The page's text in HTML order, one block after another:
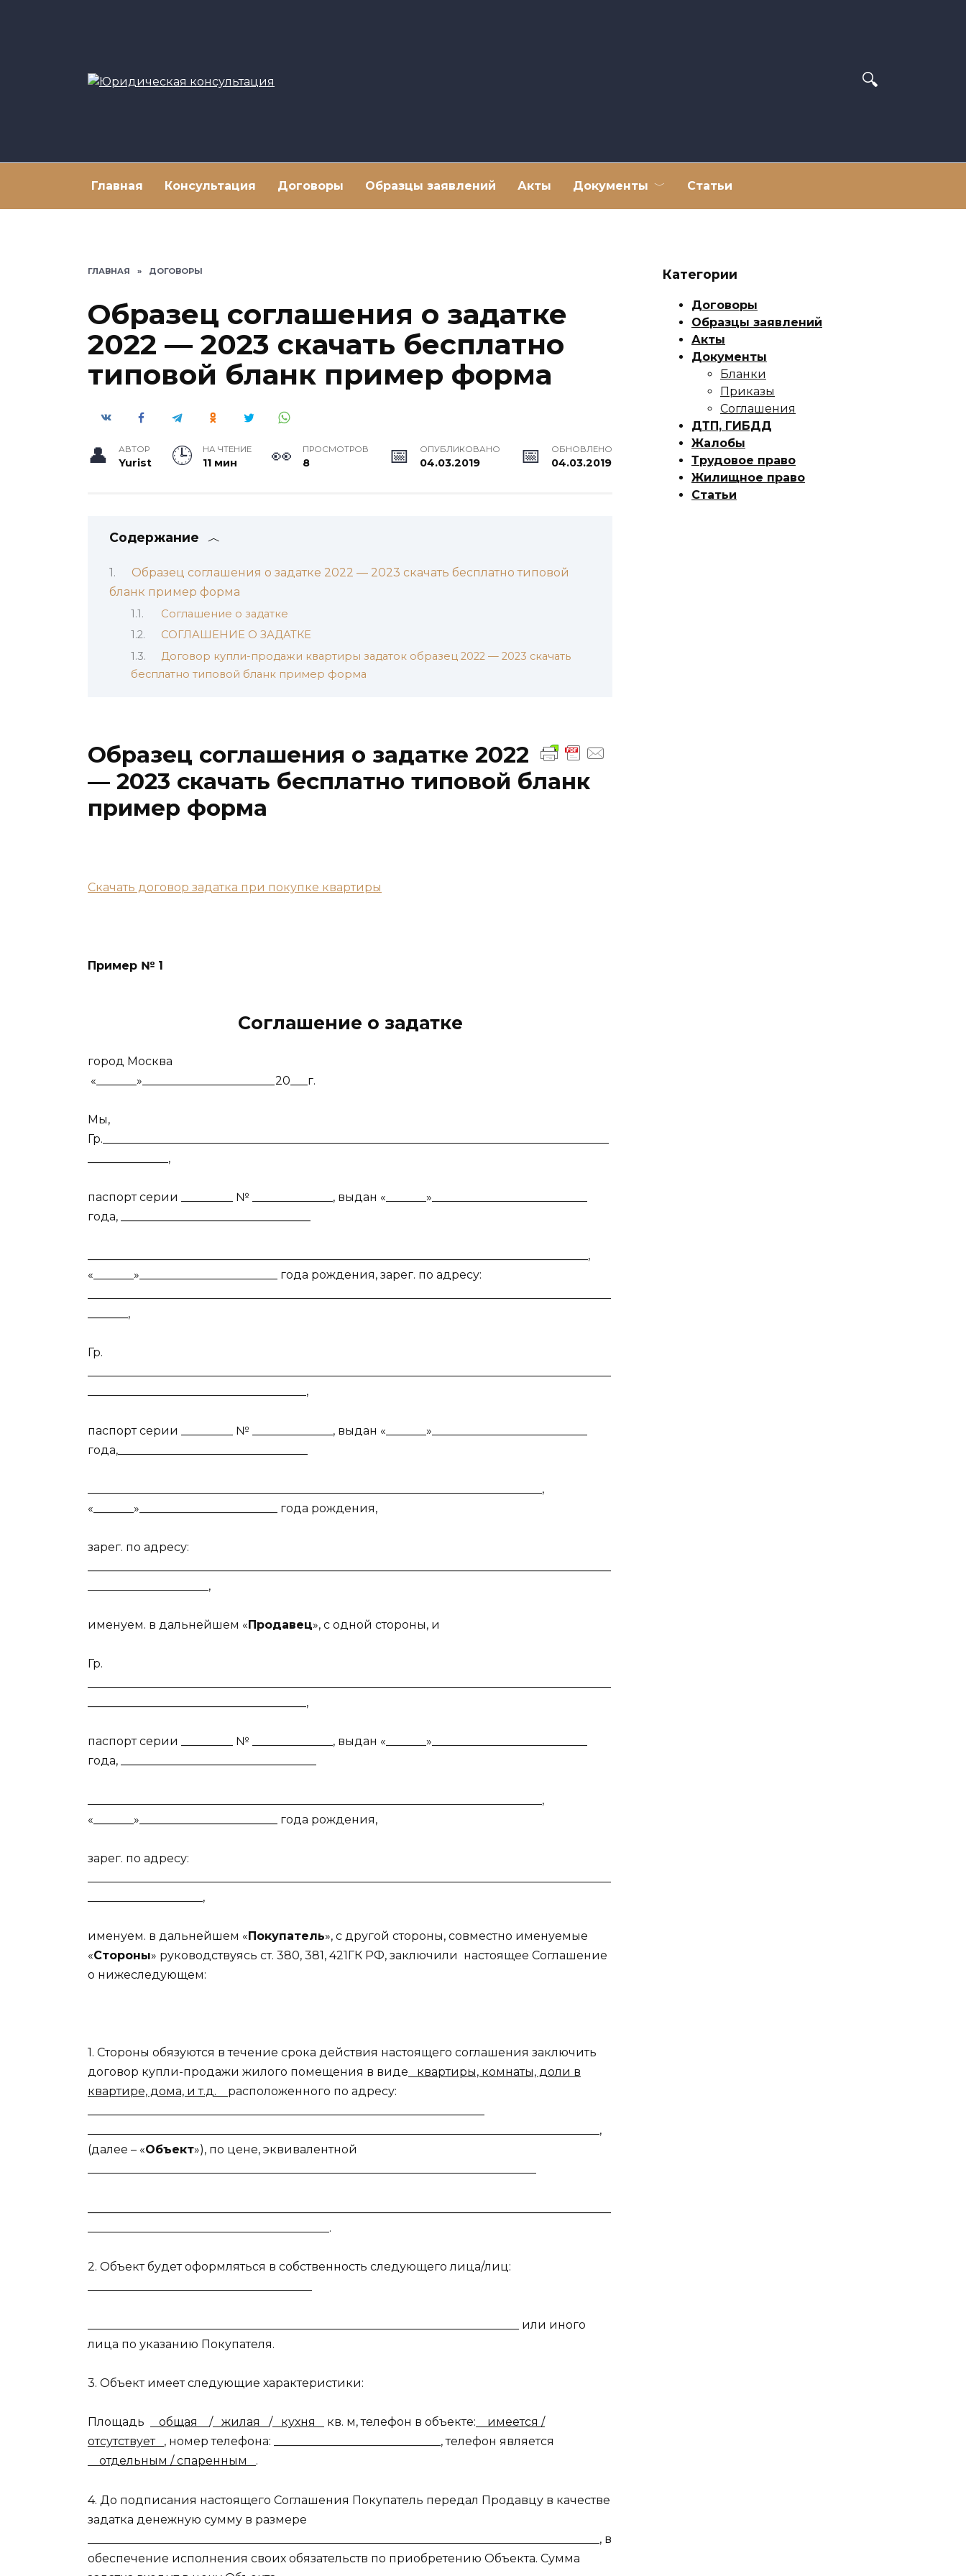
Главная Консультация Договоры Образцы заявлений Акты Документы Статьи
ГЛАВНАЯ » ДОГОВОРЫ
Образец соглашения о задатке
2022 — 2023 скачать бесплатно
типовой бланк пример форма
АВТОР
Yurist
НА ЧТЕНИЕ
11 мин
ПРОСМОТРОВ
8
ОПУБЛИКОВАНО
04.03.2019
ОБНОВЛЕНО
04.03.2019
Содержание
Образец соглашения о задатке 2022 — 2023 скачать бесплатно типовой
бланк пример форма
Соглашение о задатке
СОГЛАШЕНИЕ О ЗАДАТКЕ
Договор купли-продажи квартиры задаток образец 2022 — 2023 скачать
бесплатно типовой бланк пример форма
Образец соглашения о задатке 2022
— 2023 скачать бесплатно типовой бланк
пример форма
Скачать договор задатка при покупке квартиры
Пример № 1
Соглашение о задатке
город Москва
«_______»_______________________20___г.
Мы,
Гр.________________________________________________________________________________________
______________,
паспорт серии _________ № ______________, выдан «_______»___________________________
года, _________________________________
_______________________________________________________________________________________,
«_______»________________________ года рождения, зарег. по адресу:
_______,
Гр.
______________________________________,
паспорт серии _________ № ______________, выдан «_______»___________________________
года,_________________________________
_______________________________________________________________________________,
«_______»________________________ года рождения,
зарег. по адресу:
_____________________,
именуем. в дальнейшем «Продавец», с одной стороны, и
Гр.
______________________________________,
паспорт серии _________ № ______________, выдан «_______»___________________________
года, __________________________________
_______________________________________________________________________________,
«_______»________________________ года рождения,
зарег. по адресу:
____________________,
именуем. в дальнейшем «Покупатель», с другой стороны, совместно именуемые
«Стороны» руководствуясь ст. 380, 381, 421ГК РФ, заключили настоящее Соглашение
о нижеследующем:
1. Стороны обязуются в течение срока действия настоящего соглашения заключить
договор купли-продажи жилого помещения в виде квартиры, комнаты, доли в
квартире, дома, и т.д. расположенного по адресу:
_________________________________________________________________________________________,
(далее – «Объект»), по цене, эквивалентной
__________________________________________.
2. Объект будет оформляться в собственность следующего лица/лиц:
___________________________________________________________________________ или иного
лица по указанию Покупателя.
3. Объект имеет следующие характеристики:
Площадь общая /жилая /кухня кв. м, телефон в объекте: имеется /
отсутствует , номер телефона: _____________________________, телефон является
отдельным / спаренным .
4. До подписания настоящего Соглашения Покупатель передал Продавцу в качестве
задатка денежную сумму в размере
_________________________________________________________________________________________, в
обеспечение исполнения своих обязательств по приобретению Объекта. Сумма
Категории
Договоры
Образцы заявлений
Акты
Документы
Бланки
Приказы
Соглашения
ДТП, ГИБДД
Жалобы
Трудовое право
Жилищное право
Статьи